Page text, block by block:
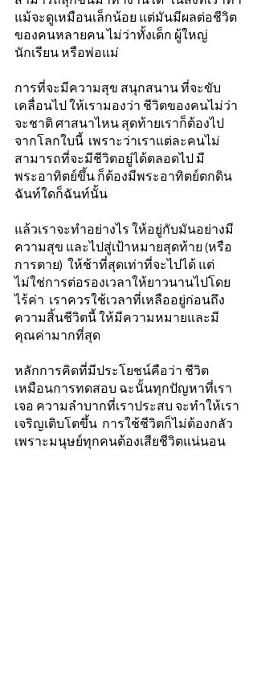
แม้จะดูเหมือนเล็กน้อย แต่มันมีผลต่อชีวิต
ของคนหลายคน ไม่ว่าทั้งเด็ก ผู้ใหญ่
นักเรียน หรือพ่อแม่
การที่จะมีความสุข สนุกสนาน ที่จะขับ
เคลื่อนไป ให้เรามองว่า ชีวิตของคนไม่ว่า
จะชาติ ศาสนาไหน สุดท้ายเราก็ต้องไป
จากโลกใบนี้  เพราะว่าเราแต่ละคนไม่
สามารถที่จะมีชีวิตอยู่ได้ตลอดไป มี
พระอาทิตย์ขึ้น ก็ต้องมีพระอาทิตย์ตกดิน
ฉันท์ใดก็ฉันท์นั้น
แล้วเราจะทําอย่างไร ให้อยู่กับมันอย่างมี
ความสุข และไปสู่เป้าหมายสุดท้าย (หรือ
การตาย)  ให้ช้าที่สุดเท่าที่จะไปได้ แต่
ไม่ใช่การต่อรองเวลาให้ยาวนานไปโดย
ไร้ค่า  เราควรใช้เวลาที่เหลืออยู่ก่อนถึง
ความสิ้นชีวิตนี้ ให้มีความหมายและมี
คุณค่ามากที่สุด
หลักการคิดที่มีประโยชน์คือว่า ชีวิต
เหมือนการทดสอบ ฉะนั้นทุกปัญหาที่เรา
เจอ ความลําบากที่เราประสบ จะทําให้เรา
เจริญเติบโตขึ้น  การใช้ชีวิตก็ไม่ต้องกลัว
เพราะมนุษย์ทุกคนต้องเสียชีวิตแน่นอน